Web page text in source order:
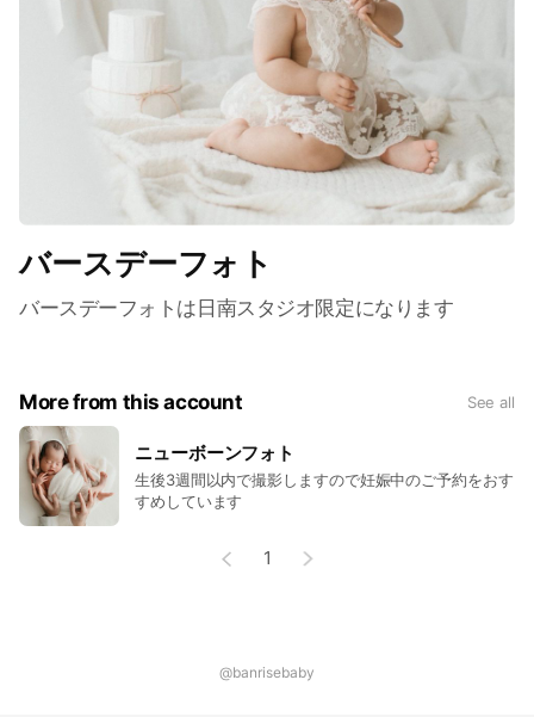
バースデーフォト
バースデーフォトは日南スタジオ限定になります
More from this account See all
ニューボーンフォト
生後3週間以内で撮影しますので妊娠中のご予約をおす
すめしています
1
@banrisebaby